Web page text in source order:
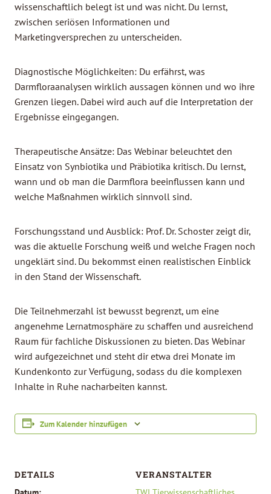
wissenschaftlich belegt ist und was nicht. Du lernst,
zwischen seriösen Informationen und
Marketingversprechen zu unterscheiden.
Diagnostische Möglichkeiten: Du erfährst, was
Darmfloraanalysen wirklich aussagen können und wo ihre
Grenzen liegen. Dabei wird auch auf die Interpretation der
Ergebnisse eingegangen.
Therapeutische Ansätze: Das Webinar beleuchtet den
Einsatz von Synbiotika und Präbiotika kritisch. Du lernst,
wann und ob man die Darmflora beeinflussen kann und
welche Maßnahmen wirklich sinnvoll sind.
Forschungsstand und Ausblick: Prof. Dr. Schoster zeigt dir,
was die aktuelle Forschung weiß und welche Fragen noch
ungeklärt sind. Du bekommst einen realistischen Einblick
in den Stand der Wissenschaft.
Die Teilnehmerzahl ist bewusst begrenzt, um eine
angenehme Lernatmosphäre zu schaffen und ausreichend
Raum für fachliche Diskussionen zu bieten. Das Webinar
wird aufgezeichnet und steht dir etwa drei Monate im
Kundenkonto zur Verfügung, sodass du die komplexen
Inhalte in Ruhe nacharbeiten kannst.
Zum Kalender hinzufügen
DETAILS VERANSTALTER